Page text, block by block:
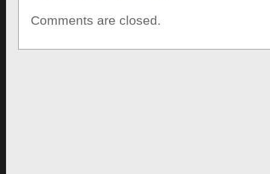
Comments are closed.